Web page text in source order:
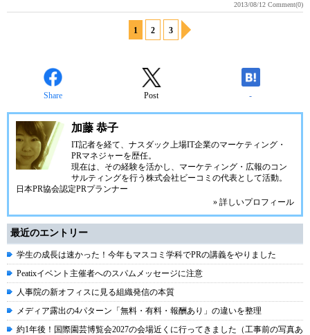
2013/08/12 Comment(0)
1 2 3
Share Post -
加藤 恭子
IT記者を経て、ナスダック上場IT企業のマーケティング・
PRマネジャーを歴任。
現在は、その経験を活かし、マーケティング・広報のコン
サルティングを行う株式会社ビーコミの代表として活動。
日本PR協会認定PRプランナー
» 詳しいプロフィール
最近のエントリー
学生の成長は速かった！今年もマスコミ学科でPRの講義をやりました
Peatixイベント主催者へのスパムメッセージに注意
人事院の新オフィスに見る組織発信の本質
メディア露出の4パターン「無料・有料・報酬あり」の違いを整理
約1年後！国際園芸博覧会2027の会場近くに行ってきました（工事前の写真あ